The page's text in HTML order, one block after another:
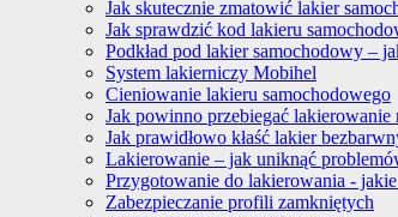
Jak skutecznie zmatowić lakier
Jak sprawdzić kod lakieru
Podkład pod lakier samochodowy –
System lakierniczy Mobihel
Cieniowanie lakieru samochodowego
Jak powinno przebiegać lakierowanie
Jak prawidłowo kłaść lakier
Lakierowanie – jak uniknąć
Przygotowanie do lakierowania -
Zabezpieczanie profili zamkniętych